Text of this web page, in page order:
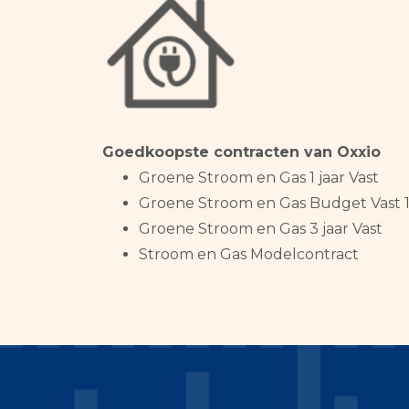
Goedkoopste contracten van Oxxio
Groene Stroom en Gas 1 jaar Vast
Groene Stroom en Gas Budget Vast
Groene Stroom en Gas 3 jaar Vast
Stroom en Gas Modelcontract